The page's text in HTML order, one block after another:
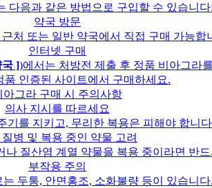
다음과 같은 방법으로 구입할 수 있습니다:
약국 방문
처 또는 일반 약국에서 직접 구매 가능합
인터넷 구매
국 ])에서는 처방전 제출 후 정품 비아그라
인증된 사이트에서 구매하세요.
아그라 구매 시 주의사항
의사 지시를 따르세요
기를 지키고, 무리한 복용은 피해야 합니
질병 및 복용 중인 약물 고려
나 질산염 계열 약물을 복용 중이라면 반
부작용 주의
두통, 안면홍조, 소화불량 등이 있습니다.